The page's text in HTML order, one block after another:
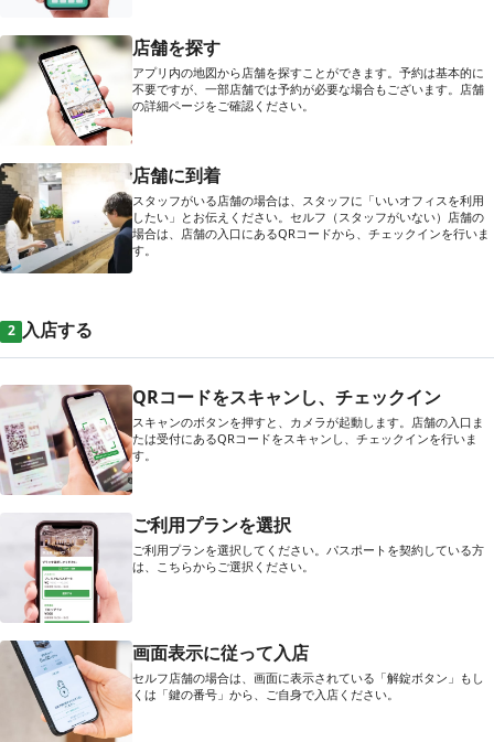
店舗を探す
アプリ内の地図から店舗を探すことができます。予約は基本的に
不要ですが、一部店舗では予約が必要な場合もございます。店舗
の詳細ページをご確認ください。
店舗に到着
スタッフがいる店舗の場合は、スタッフに「いいオフィスを利用
したい」とお伝えください。セルフ（スタッフがいない）店舗の
場合は、店舗の入口にあるQRコードから、チェックインを行いま
す。
2 入店する
QRコードをスキャンし、チェックイン
スキャンのボタンを押すと、カメラが起動します。店舗の入口ま
たは受付にあるQRコードをスキャンし、チェックインを行いま
す。
ご利用プランを選択
ご利用プランを選択してください。パスポートを契約している方
は、こちらからご選択ください。
画面表示に従って入店
セルフ店舗の場合は、画面に表示されている「解錠ボタン」もし
くは「鍵の番号」から、ご自身で入店ください。